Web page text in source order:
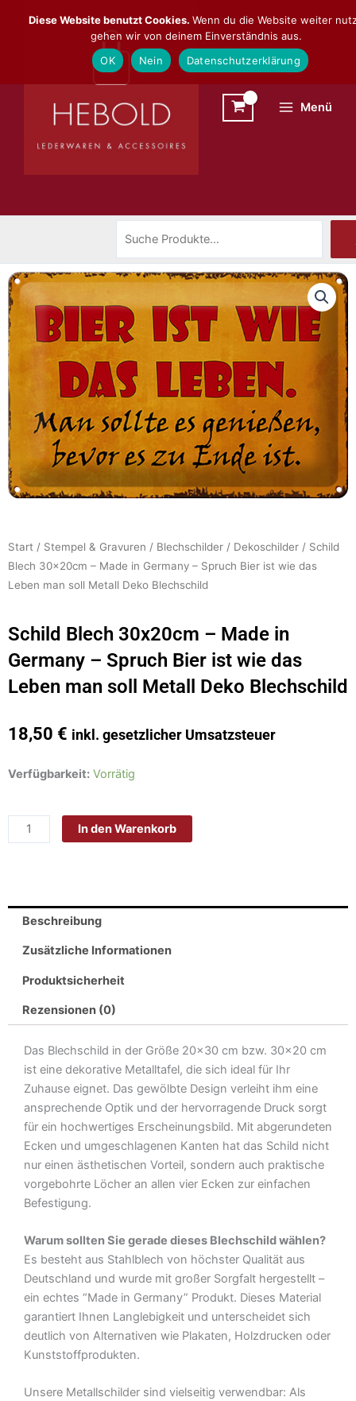
Inhalt
Menü
Start / Stempel & Gravuren / Blechschilder / Dekoschilder / Schild
Blech 30x20cm – Made in Germany – Spruch Bier ist wie das
Leben man soll Metall Deko Blechschild
Schild Blech 30x20cm – Made in
Germany – Spruch Bier ist wie das
Leben man soll Metall Deko Blechschild
18,50 € inkl. gesetzlicher Umsatzsteuer
Verfügbarkeit: Vorrätig
Schild
-
Spruch
Bier
wie
das
Leben
soll
Metall
Deko
Blechschild
Menge
In den Warenkorb
Beschreibung
Zusätzliche Informationen
Produktsicherheit
Rezensionen (0)
Das Blechschild in der Größe 20×30 cm bzw. 30×20 cm
ist eine dekorative Metalltafel, die sich ideal für Ihr
Zuhause eignet. Das gewölbte Design verleiht ihm eine
ansprechende Optik und der hervorragende Druck sorgt
für ein hochwertiges Erscheinungsbild. Mit abgerundeten
Ecken und umgeschlagenen Kanten hat das Schild nicht
nur einen ästhetischen Vorteil, sondern auch praktische
vorgebohrte Löcher an allen vier Ecken zur einfachen
Befestigung.
Warum sollten Sie gerade dieses Blechschild wählen?
Es besteht aus Stahlblech von höchster Qualität aus
Deutschland und wurde mit großer Sorgfalt hergestellt –
ein echtes “Made in Germany” Produkt. Dieses Material
garantiert Ihnen Langlebigkeit und unterscheidet sich
deutlich von Alternativen wie Plakaten, Holzdrucken oder
Kunststoffprodukten.
Unsere Metallschilder sind vielseitig verwendbar: Als
Diese Website benutzt Cookies. Wenn du die Website weiter
gehen wir von deinem Einverständnis aus.
OK
Nein Datenschutzerklärung